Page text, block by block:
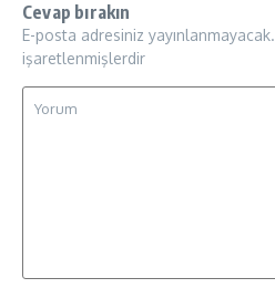
Cevap bırakın
E-posta adresiniz yayınlanmayacak.
işaretlenmişlerdir